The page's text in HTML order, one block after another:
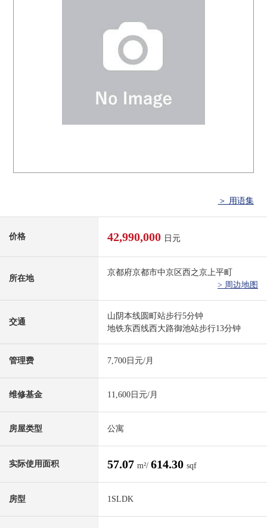
＞ 用语集
价格 42,990,000 日元
所在地
京都府京都市中京区西之京上平町
> 周边地图
交通
山阴本线圆町站步行5分钟
地铁东西线西大路御池站步行13分钟
管理费 7,700日元/月
维修基金 11,600日元/月
房屋类型 公寓
实际使用面积 57.07 m²/ 614.30 sqf
房型 1SLDK